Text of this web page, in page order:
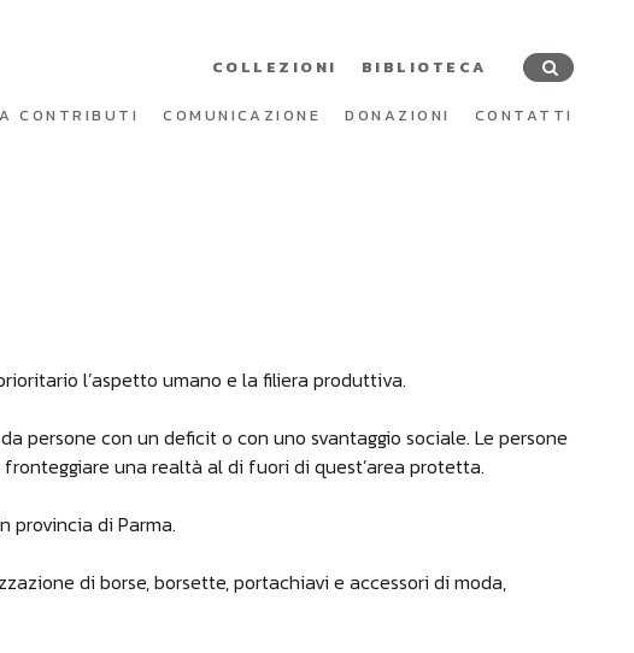
COLLEZIONI BIBLIOTECA
CONTRIBUTI COMUNICAZIONE DONAZIONI CONTATTI
l’aspetto umano e la filiera produttiva.
persone con un deficit o con uno svantaggio sociale. Le persone
una realtà al di fuori di quest’area protetta.
provincia di Parma.
di borse, borsette, portachiavi e accessori di moda,